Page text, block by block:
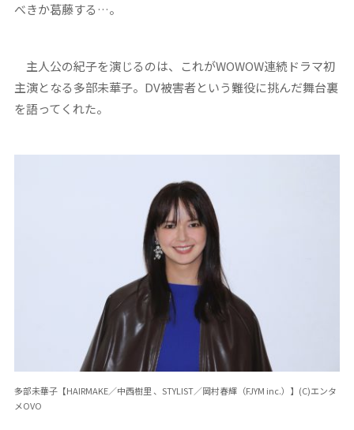
べきか葛藤する…。
主人公の紀子を演じるのは、これがWOWOW連続ドラマ初
主演となる多部未華子。DV被害者という難役に挑んだ舞台裏
を語ってくれた。
多部未華子【HAIRMAKE／中西樹里 、STYLIST／岡村春輝（FJYM inc.）】(C)エンタ
メOVO